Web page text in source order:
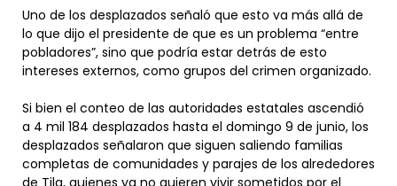
Uno de los desplazados señaló que esto va más allá de
lo que dijo el presidente de que es un problema “entre
pobladores”, sino que podría estar detrás de esto
intereses externos, como grupos del crimen organizado.
Si bien el conteo de las autoridades estatales ascendió
a 4 mil 184 desplazados hasta el domingo 9 de junio, los
desplazados señalaron que siguen saliendo familias
completas de comunidades y parajes de los alrededores
de Tila, quienes ya no quieren vivir sometidos por el